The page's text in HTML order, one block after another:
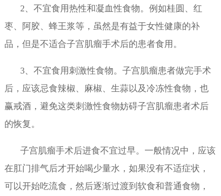
2、不宜食用热性和凝血性食物。例如桂圆、红
枣、阿胶、蜂王浆等，虽然是有益于女性健康的补
品，但是不适合子宫肌瘤手术后的患者食用。
3、不宜食用刺激性食物。子宫肌瘤患者做完手术
后，应该忌食辣椒、麻椒、生蒜以及冷冻性食物，也
赢戒酒，避免这类刺激性食物妨碍子宫肌瘤患者术后
的恢复。
子宫肌瘤手术后进食不宜过早。一般情况中，应该
在肛门排气后才开始喝少量水，如果没有不适症状，
可以开始吃流食，然后逐渐过渡到软食和普通食物，